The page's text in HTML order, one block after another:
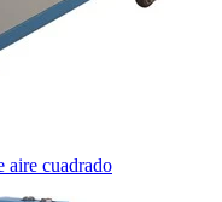
aire cuadrado